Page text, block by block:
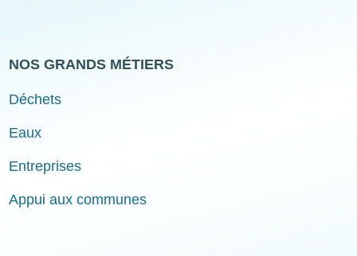
NOS GRANDS MÉTIERS
Déchets
Eaux
Entreprises
Appui aux communes